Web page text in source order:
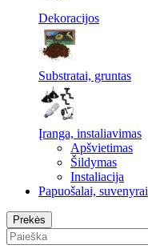
Dekoracijos
Substratai, gruntas
Įranga, instaliavimas
Apšvietimas
Šildymas
Instaliacija
Papuošalai, suvenyrai
Prekės